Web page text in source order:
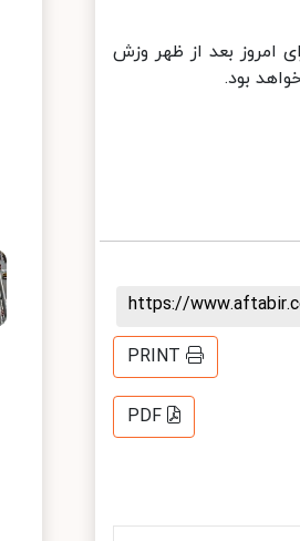
بعد از ظهر وزش
https://
PRINT
PDF